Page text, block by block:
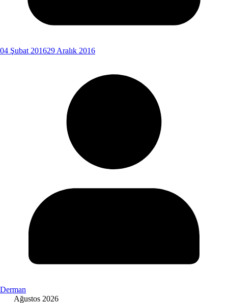
04 Şubat 201629 Aralık 2016
Derman
Ağustos 2026